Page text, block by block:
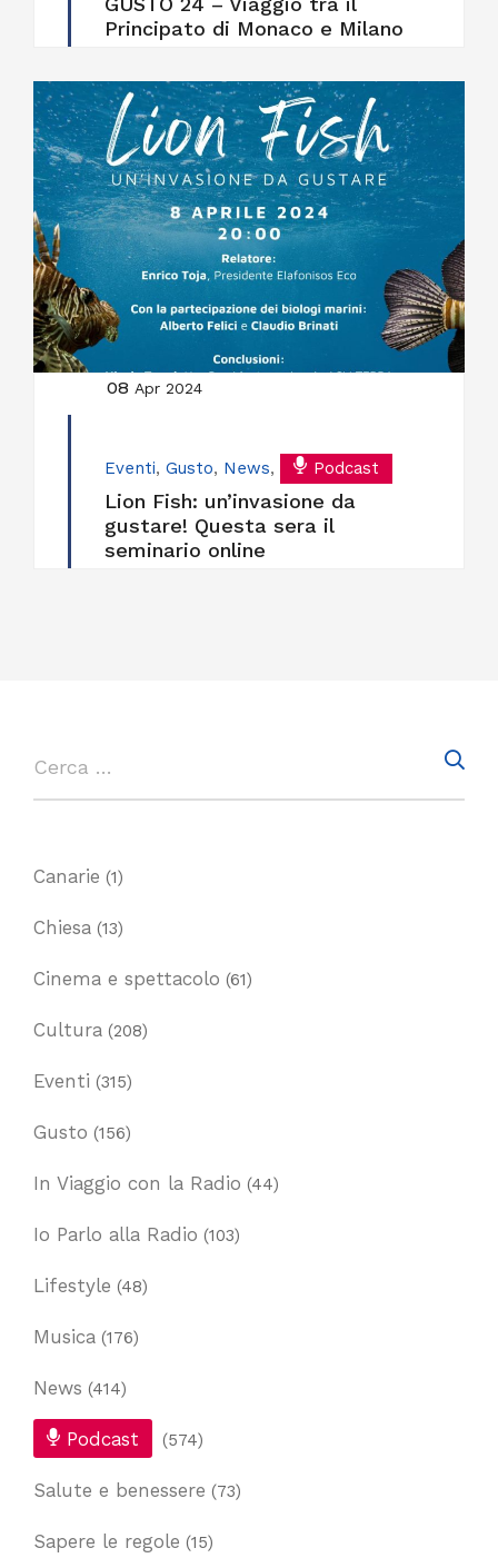
Principato di Monaco e Milano
08 Apr 2024
Eventi, Gusto, News, Podcast
Lion Fish: un’invasione da
gustare! Questa sera il
seminario online
Canarie (1)
Chiesa (13)
Cinema e spettacolo (61)
Cultura (208)
Eventi (315)
Gusto (156)
In Viaggio con la Radio (44)
Io Parlo alla Radio (103)
Lifestyle (48)
Musica (176)
News (414)
Podcast (574)
Salute e benessere (73)
Sapere le regole (15)